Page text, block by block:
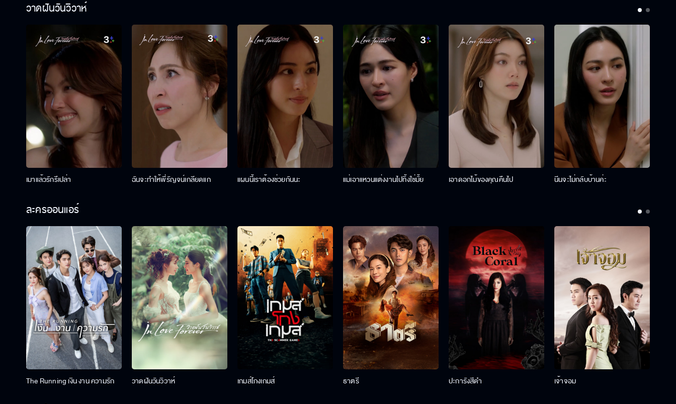
วาดฝันวันวิวาห์
เมาแล้วรักรึเปล่า ฉันจะทำให้พี่รัญจน์เกลียดแก แผนนี้เราต้องช่วยกันนะ แม่เอาแหวนแต่งงานไปทิ้งใช่มั้ย เอาดอกไม้ของคุณคืนไป นีนจะไม่กลับบ้านค่ะ
ละครออนแอร์
The Running เงิน งาน ความรัก วาดฝันวันวิวาห์ เกมส์โกงเกมส์ ธาตรี ปะการังสีดำ เจ้าจอม